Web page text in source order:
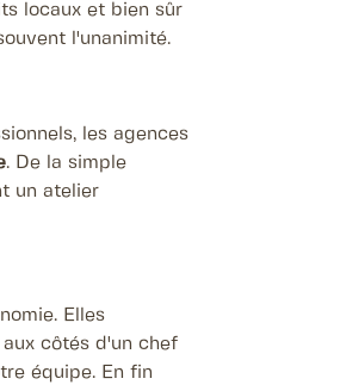
locaux et bien sûr
l'unanimité.
les agences
. De la simple
un atelier
Elles
côtés d'un chef
équipe. En fin